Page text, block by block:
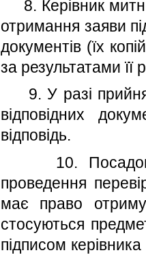
8. Керiвник
отримання заяви
документiв (їх
за результатами її
9. У разi
вiдповiдних
вiдповiдь.
10. Посадова
проведення
має право
стосуються
пiдписом